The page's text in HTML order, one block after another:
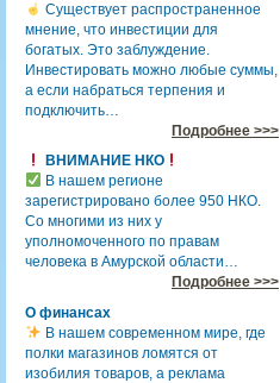
Существует распространенное
мнение, что инвестиции для
богатых. Это заблуждение.
Инвестировать можно любые суммы,
а если набраться терпения и
подключить…
Подробнее >>>
ВНИМАНИЕ НКО
В нашем регионе
зарегистрировано более 950 НКО.
Со многими из них у
уполномоченного по правам
человека в Амурской области…
Подробнее >>>
О финансах
В нашем современном мире, где
полки магазинов ломятся от
изобилия товаров, а реклама